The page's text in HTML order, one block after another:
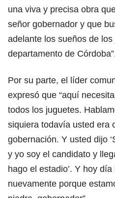
una viva y precisa obra
señor gobernador y que
adelante los sueños de los
departamento de
Por su parte, el líder
expresó que “aquí
todos los juguetes.
siquiera todavía usted era
gobernación. Y usted dijo
y yo soy el candidato y
hago el estadio’. Y hoy
nuevamente porque